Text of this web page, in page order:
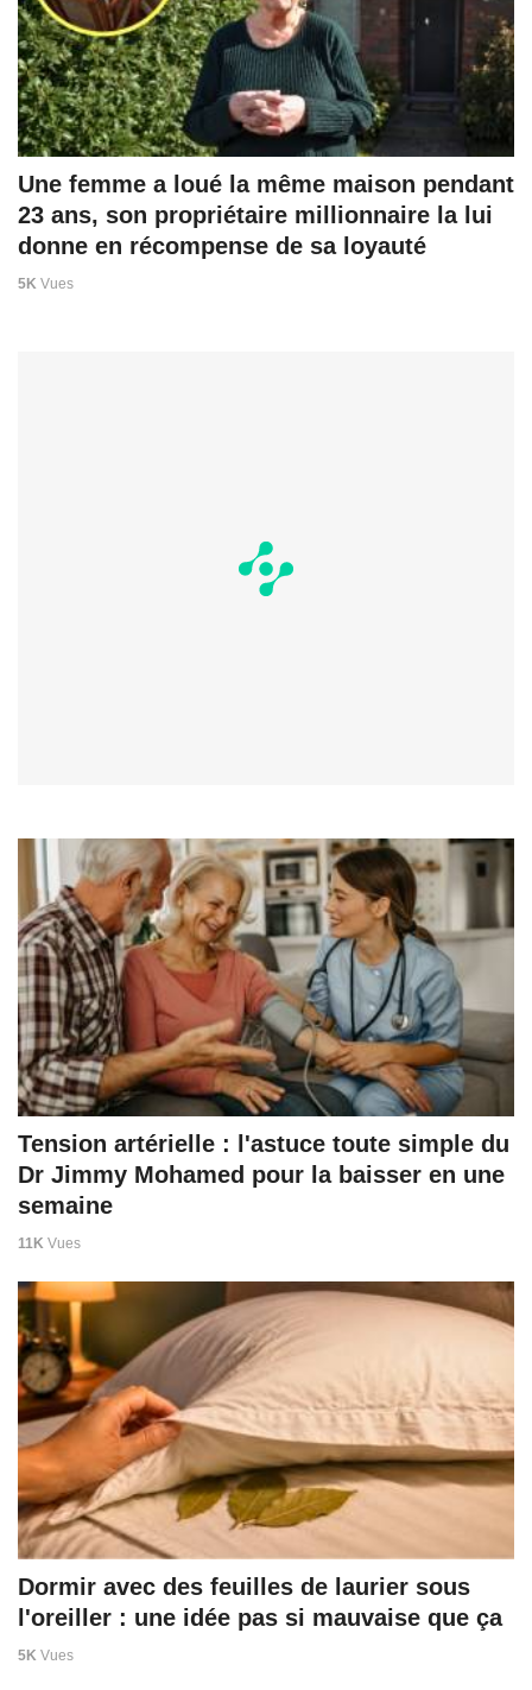
Une femme a loué la même maison pendant
23 ans, son propriétaire millionnaire la lui
donne en récompense de sa loyauté
5K Vues
Tension artérielle : l'astuce toute simple du
Dr Jimmy Mohamed pour la baisser en une
semaine
11K Vues
Dormir avec des feuilles de laurier sous
l'oreiller : une idée pas si mauvaise que ça
5K Vues